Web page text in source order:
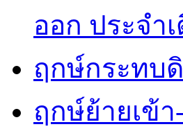
ออก ประจำ
ฤกษ์กระทบ
ฤกษ์ย้ายเข้